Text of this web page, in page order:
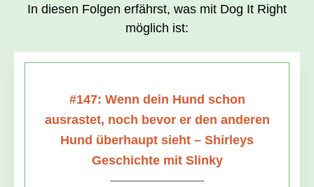
In diesen Folgen erfährst, was mit Dog It Right
möglich ist:
#147: Wenn dein Hund schon
ausrastet, noch bevor er den anderen
Hund überhaupt sieht – Shirleys
Geschichte mit Slinky